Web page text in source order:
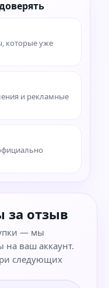
которые уже
и рекламные
за отзыв
— мы
на ваш аккаунт.
следующих